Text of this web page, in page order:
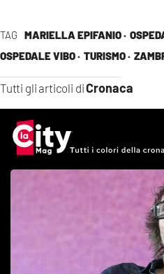
TAG MARIELLA EPIFANIO ·
OSPEDALE VIBO · TURISMO ·
Tutti gli articoli diCronaca